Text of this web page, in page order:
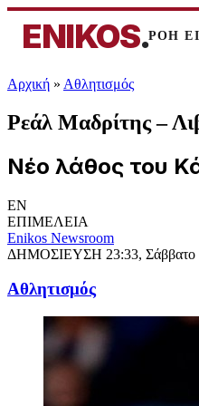
ENIKOS.ΡΟΗ
Αρχική » Αθλητισμός
Ρεάλ Μαδρίτης –
Νέο λάθος του
EN
ΕΠΙΜΕΛΕΙΑ
Enikos Newsroom
ΔΗΜΟΣΙΕΥΣΗ 23:33,
Αθλητισμός